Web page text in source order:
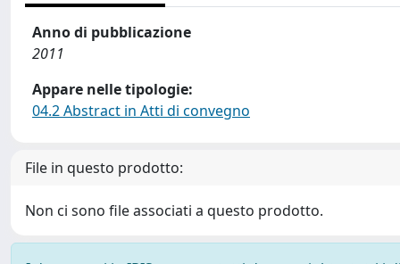
Anno di pubblicazione
2011
Appare nelle tipologie:
04.2 Abstract in Atti di convegno
File in questo prodotto:
Non ci sono file associati a questo prodotto.